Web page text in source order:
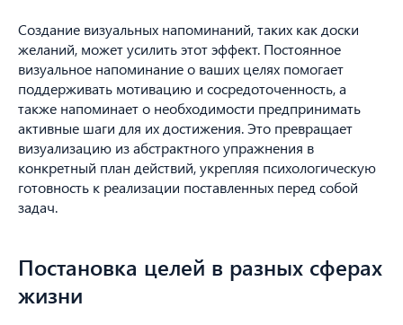
Создание визуальных напоминаний, таких как доски
желаний, может усилить этот эффект. Постоянное
визуальное напоминание о ваших целях помогает
поддерживать мотивацию и сосредоточенность, а
также напоминает о необходимости предпринимать
активные шаги для их достижения. Это превращает
визуализацию из абстрактного упражнения в
конкретный план действий, укрепляя психологическую
готовность к реализации поставленных перед собой
задач.
Постановка целей в разных сферах
жизни